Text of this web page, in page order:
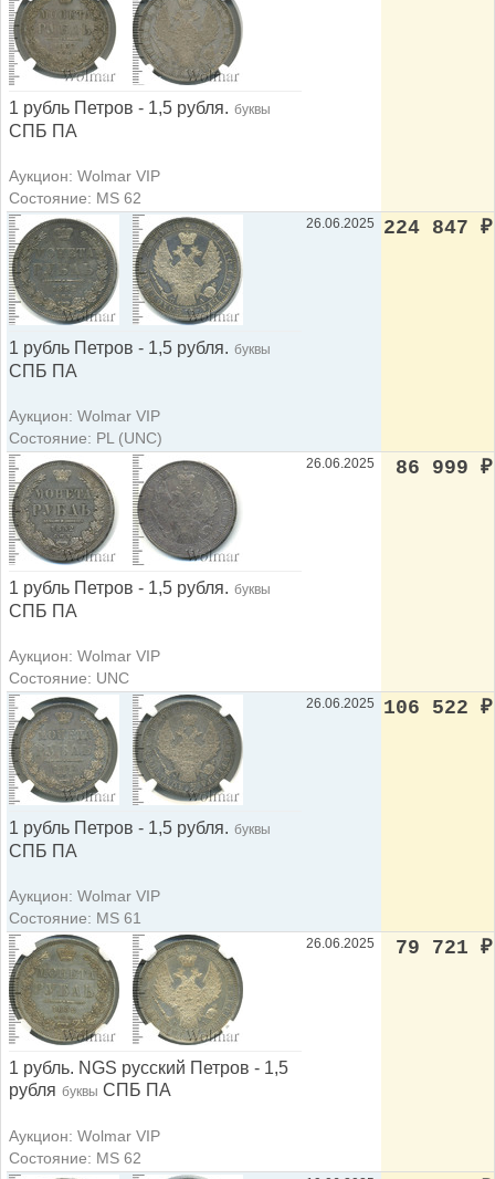
1 рубль Петров - 1,5 рубля. буквы
СПБ ПА
Аукцион: Wolmar VIP
Состояние: MS 62
1 рубль Петров - 1,5 рубля. буквы
СПБ ПА
Аукцион: Wolmar VIP
Состояние: PL (UNC)
26.06.2025 224 847 ₽
1 рубль Петров - 1,5 рубля. буквы
СПБ ПА
Аукцион: Wolmar VIP
Состояние: UNC
26.06.2025 86 999 ₽
1 рубль Петров - 1,5 рубля. буквы
СПБ ПА
Аукцион: Wolmar VIP
Состояние: MS 61
26.06.2025 106 522 ₽
1 рубль. NGS русский Петров - 1,5
рубля буквы СПБ ПА
Аукцион: Wolmar VIP
Состояние: MS 62
26.06.2025 79 721 ₽